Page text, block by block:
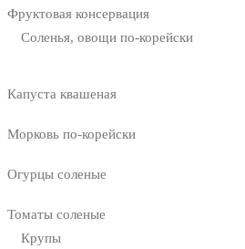
Фруктовая консервация
Соленья, овощи по-корейски
Капуста квашеная
Морковь по-корейски
Огурцы соленые
Томаты соленые
Крупы